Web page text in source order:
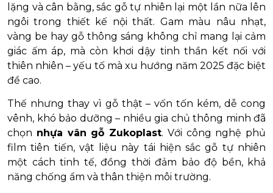
lặng và cân bằng, sắc gỗ tự nhiên lại một lần nữa lên
ngôi trong thiết kế nội thất. Gam màu nâu nhạt,
vàng be hay gỗ thông sáng không chỉ mang lại cảm
giác ấm áp, mà còn khơi dậy tinh thần kết nối với
thiên nhiên – yếu tố mà xu hướng năm 2025 đặc biệt
đề cao.
Thế nhưng thay vì gỗ thật – vốn tốn kém, dễ cong
vênh, khó bảo dưỡng – nhiều gia chủ thông minh đã
chọn nhựa vân gỗ Zukoplast. Với công nghệ phủ
film tiên tiến, vật liệu này tái hiện sắc gỗ tự nhiên
một cách tinh tế, đồng thời đảm bảo độ bền, khả
năng chống ẩm và thân thiện môi trường.